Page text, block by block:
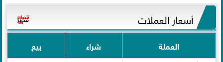
أسعار العملات
العملة شراء بيع